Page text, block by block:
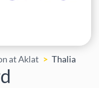
at Aklat Thalia